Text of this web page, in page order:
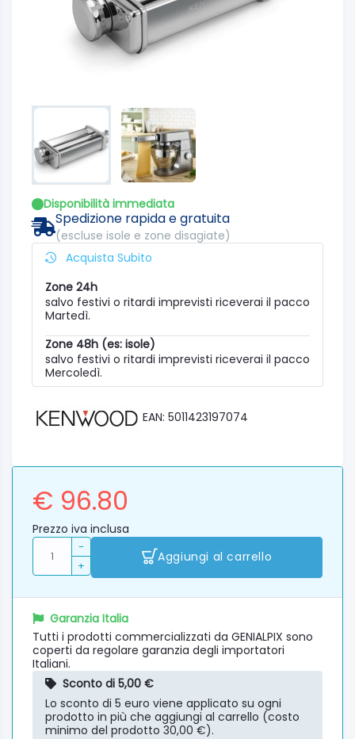
Disponibilità immediata
Spedizione rapida e gratuita
(escluse isole e zone disagiate)
Acquista Subito
Zone 24h
salvo festivi o ritardi imprevisti riceverai il pacco
Martedì.
Zone 48h (es: isole)
salvo festivi o ritardi imprevisti riceverai il pacco
Mercoledì.
EAN: 5011423197074
€ 96.80
Prezzo iva inclusa
-
+
Aggiungi al carrello
Garanzia Italia
Tutti i prodotti commercializzati da GENIALPIX sono
coperti da regolare garanzia degli importatori
Italiani.
Sconto di 5,00 €
Lo sconto di 5 euro viene applicato su ogni
prodotto in più che aggiungi al carrello (costo
minimo del prodotto 30,00 €).